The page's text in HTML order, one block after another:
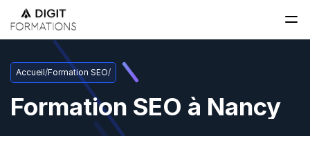
Accueil/Formation SEO/
Formation SEO à Nancy